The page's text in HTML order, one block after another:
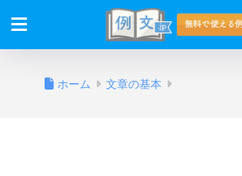
ホーム 文章の基本